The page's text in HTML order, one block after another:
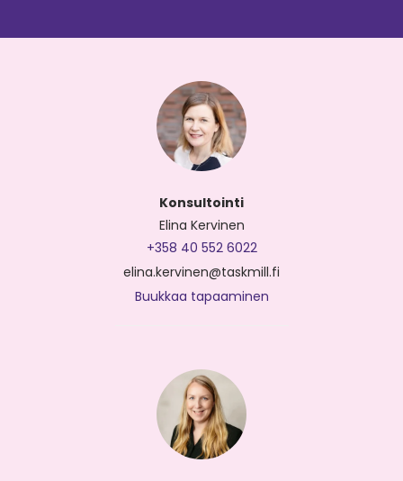
Konsultointi
Elina Kervinen
+358 40 552 6022
elina.kervinen@taskmill.fi
Buukkaa tapaaminen